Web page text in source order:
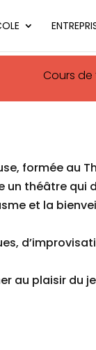
Cours de
formée au
un théâtre qui
et la
au plaisir du